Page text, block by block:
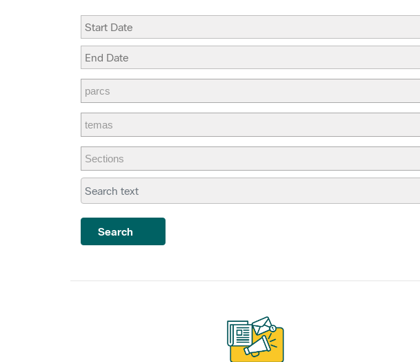
Search